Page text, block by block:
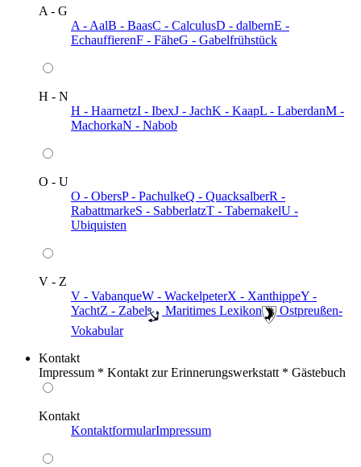
A - G
A - AalB - BaasC - CalculusD - dalbernE -
EchauffierenF - FäheG - Gabelfrühstück
H - N
H - HaarnetzI - IbexJ - JachK - KaapL - LaberdanM -
MachorkaN - Nabob
O - U
O - ObersP - PachulkeQ - QuacksalberR -
RabattmarkeS - SabberlatzT - TabernakelU -
Ubiquisten
V - Z
V - VabanqueW - WackelpeterX - XanthippeY -
YachtZ - Zabel ️ Maritimes Lexikon
️ Ostpreußen-
Vokabular
Kontakt
Impressum * Kontakt zur Erinnerungswerkstatt * Gästebuch
Kontakt
KontaktformularImpressum